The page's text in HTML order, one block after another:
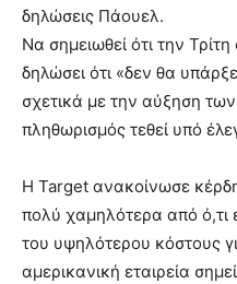
δηλώσεις Πάουελ.
Να σημειωθεί ότι την
δηλώσει ότι «δεν θα
σχετικά με την αύξηση
πληθωρισμός τεθεί υπό
Η Target ανακοίνωσε
πολύ χαμηλότερα από ό,τι
του υψηλότερου κόστους
αμερικανική εταιρεία